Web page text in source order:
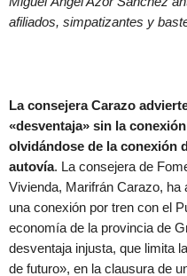
afiliados, simpatizantes y
La consejera Carazo
«desventaja» sin la
olvidándose de la
autovía. La consejera de
Vivienda, Marifrán Carazo, ha
una conexión por tren con el
economía de la provincia de
desventaja injusta, que limita
de futuro», en la clausura de